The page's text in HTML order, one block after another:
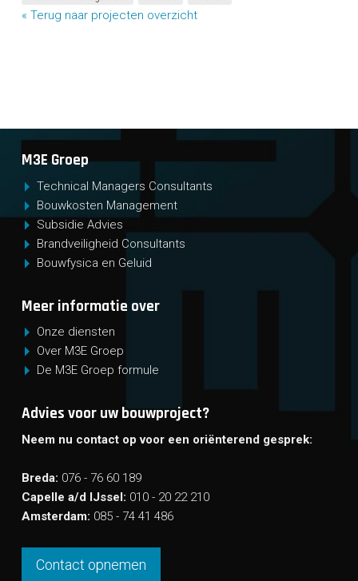
« Terug naar projecten overzicht
M3E Groep
Technical Managers Consultants
Bouwkosten Management
Subsidie Advies
Brandveiligheid Consultants
Bouwfysica en Geluid
Meer informatie over
Onze diensten
Over M3E Groep
De M3E Groep formule
Advies voor uw bouwproject?
Neem nu contact op voor een oriënterend gesprek:
Breda: 076 - 76 60 189
Capelle a/d IJssel: 010 - 20 22 210
Amsterdam: 085 - 74 41 486
Contact opnemen